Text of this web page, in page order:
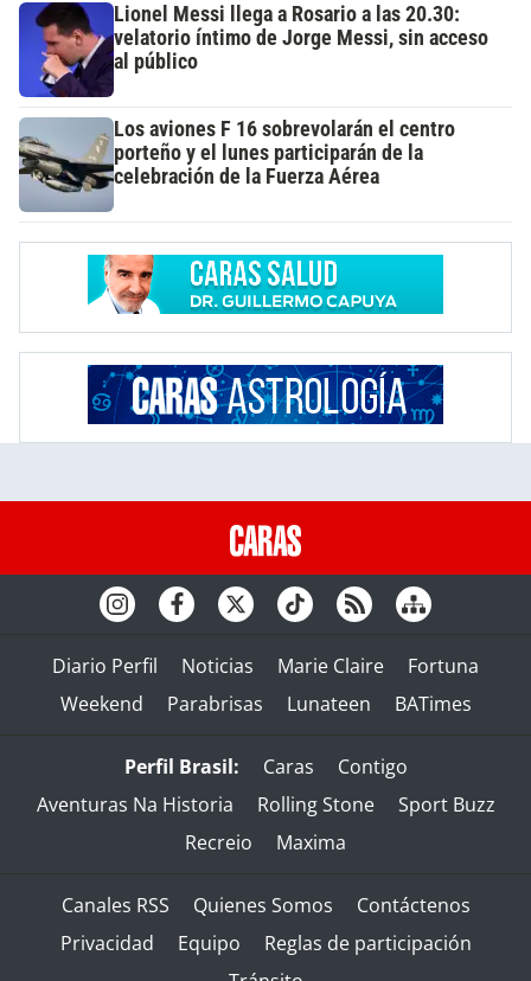
Lionel Messi llega a Rosario a las 20.30:
velatorio íntimo de Jorge Messi, sin acceso
al público
Los aviones F 16 sobrevolarán el centro
porteño y el lunes participarán de la
celebración de la Fuerza Aérea
Diario Perfil Noticias Marie Claire
Fortuna
Weekend
Parabrisas Lunateen BATimes
Perfil Brasil: Caras
Contigo
Aventuras Na Historia
Rolling Stone
Sport Buzz
Recreio
Maxima
Canales RSS Quienes Somos
Contáctenos
Privacidad
Equipo
Reglas de participación